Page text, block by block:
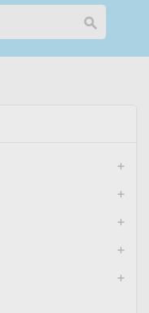
search
add
add
add
add
add